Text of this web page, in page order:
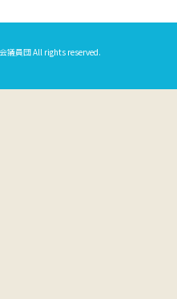
議員団 All rights reserved.